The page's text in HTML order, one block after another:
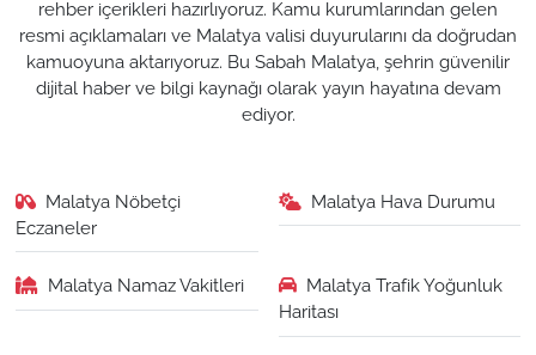
rehber içerikleri hazırlıyoruz. Kamu kurumlarından gelen
resmi açıklamaları ve Malatya valisi duyurularını da doğrudan
kamuoyuna aktarıyoruz. Bu Sabah Malatya, şehrin güvenilir
dijital haber ve bilgi kaynağı olarak yayın hayatına devam
ediyor.
Malatya Nöbetçi
Eczaneler
Malatya Hava Durumu
Malatya Namaz Vakitleri
Malatya Trafik Yoğunluk
Haritası